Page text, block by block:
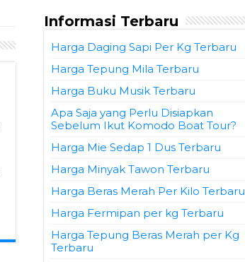
Informasi Terbaru
Harga Daging Sapi Per Kg Terbaru
Harga Tepung Mila Terbaru
Harga Buku Musik Terbaru
Apa Saja yang Perlu Disiapkan
Sebelum Ikut Komodo Boat Tour?
Harga Mie Sedap 1 Dus Terbaru
Harga Minyak Tawon Terbaru
Harga Beras Merah Per Kilo Terbaru
Harga Fermipan per kg Terbaru
Harga Tepung Beras Merah per Kg
Terbaru